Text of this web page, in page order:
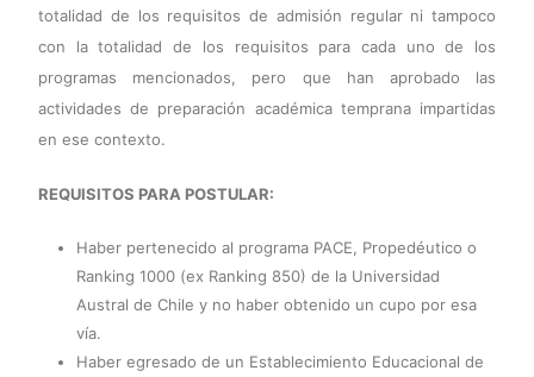
totalidad de los requisitos de admisión regular ni tampoco
con la totalidad de los requisitos para cada uno de los
programas mencionados, pero que han aprobado las
actividades de preparación académica temprana impartidas
en ese contexto.
REQUISITOS PARA POSTULAR:
Haber pertenecido al programa PACE, Propedéutico o
Ranking 1000 (ex Ranking 850) de la Universidad
Austral de Chile y no haber obtenido un cupo por esa
vía.
Haber egresado de un Establecimiento Educacional de